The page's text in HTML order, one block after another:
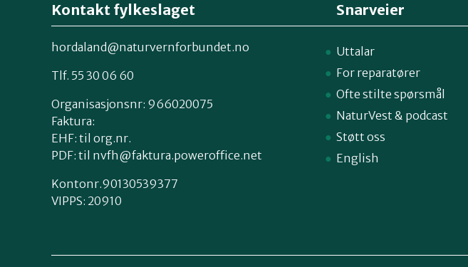
Kontakt fylkeslaget
hordaland@naturvernforbundet.no
Tlf. 55 30 06 60
Organisasjonsnr: 966020075
Faktura:
EHF: til org.nr.
PDF: til nvfh@faktura.poweroffice.net
Kontonr.90130539377
VIPPS: 20910
Snarveier
Uttalar
For reparatører
Ofte stilte spørsmål
NaturVest & podcast
Støtt oss
English